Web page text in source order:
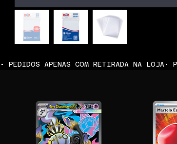
• PEDIDOS APENAS COM RETIRADA NA LOJA